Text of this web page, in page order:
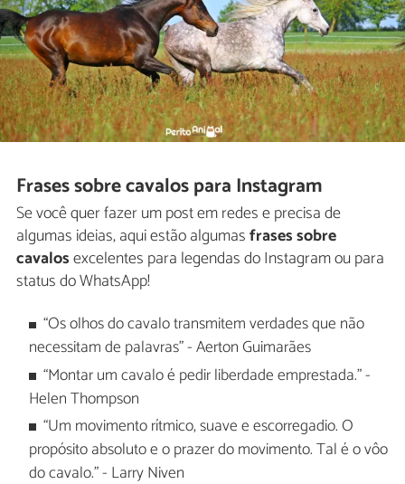
Frases sobre cavalos para Instagram
Se você quer fazer um post em redes e precisa de
algumas ideias, aqui estão algumasfrases sobre
cavalosexcelentes para legendas do Instagram ou para
status do WhatsApp!
“Os olhos do cavalo transmitem verdades que não
necessitam de palavras" - Aerton Guimarães
“Montar um cavalo é pedir liberdade emprestada." -
Helen Thompson
“Um movimento rítmico, suave e escorregadio. O
propósito absoluto e o prazer do movimento. Tal é o vôo
do cavalo." - Larry Niven